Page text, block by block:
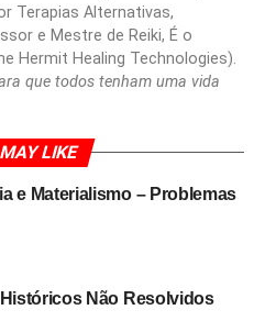
Terapias Alternativas,
e Mestre de Reiki, É o
Hermit Healing Technologies).
que todos tenham uma vida
LIKE
e Materialismo – Problemas
Não Resolvidos